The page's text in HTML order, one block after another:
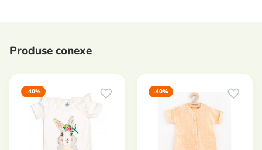
Produse conexe
-40% -40%